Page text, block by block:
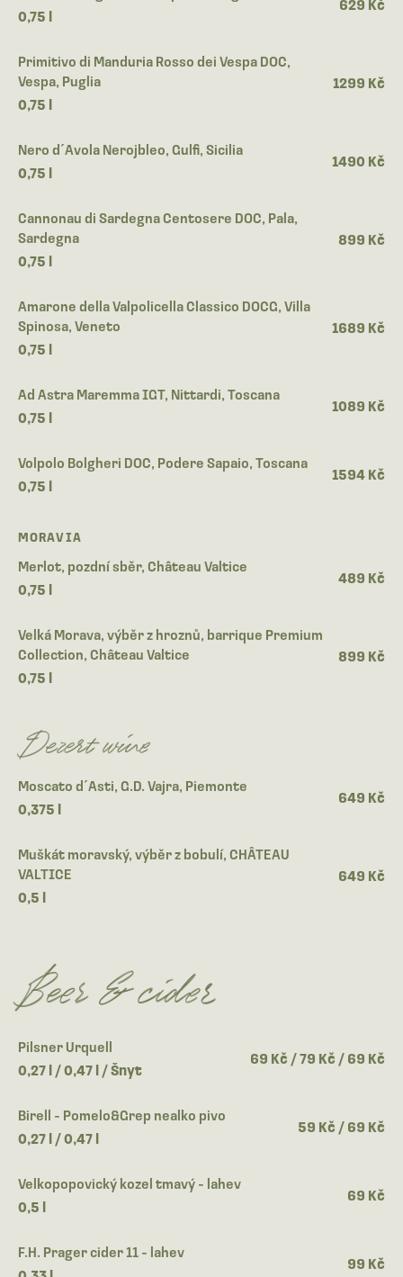
0,75 l
629 Kč
Primitivo di Manduria Rosso dei Vespa DOC,
Vespa, Puglia
0,75 l
1299 Kč
Nero d´Avola Nerojbleo, Gulfi, Sicilia
0,75 l
1490 Kč
Cannonau di Sardegna Centosere DOC, Pala,
Sardegna
0,75 l
899 Kč
Amarone della Valpolicella Classico DOCG, Villa
Spinosa, Veneto
0,75 l
1689 Kč
Ad Astra Maremma IGT, Nittardi, Toscana
0,75 l
1089 Kč
Volpolo Bolgheri DOC, Podere Sapaio, Toscana
0,75 l
1594 Kč
MORAVIA
Merlot, pozdní sběr, Château Valtice
0,75 l
489 Kč
Velká Morava, výběr z hroznů, barrique Premium
Collection, Château Valtice
0,75 l
899 Kč
Dezert wine
Moscato d´Asti, G.D. Vajra, Piemonte
0,375 l
649 Kč
Muškát moravský, výběr z bobulí, CHÂTEAU
VALTICE
0,5 l
649 Kč
Beer & cider
Pilsner Urquell
0,27 l / 0,47 l / Šnyt
69 Kč / 79 Kč / 69 Kč
Birell - Pomelo&Grep nealko pivo
0,27 l / 0,47 l
59 Kč / 69 Kč
Velkopopovický kozel tmavý - lahev
0,5 l
69 Kč
F.H. Prager cider 11 - lahev
99 Kč